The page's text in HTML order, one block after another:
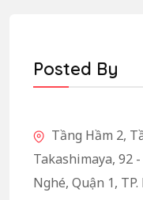
Posted By
Tầng Hầm 2,
Takashimaya, 92
Nghé, Quận 1, TP.